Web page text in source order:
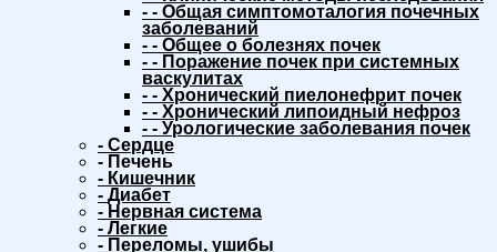
- - Общая симптомоталогия почечных
заболеваний
- - Общее о болезнях почек
- - Поражение почек при системных
васкулитах
- - Хронический пиелонефрит почек
- - Хронический липоидный нефроз
- - Урологические заболевания почек
- Сердце
- Печень
- Кишечник
- Диабет
- Нервная система
- Легкие
- Переломы, ушибы